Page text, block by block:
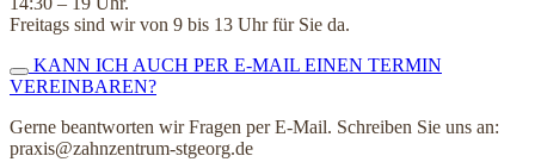
Freitags sind wir von 9 bis 13 Uhr für Sie da.
KANN ICH AUCH PER E-MAIL EINEN TERMIN
VEREINBAREN?
Gerne beantworten wir Fragen per E-Mail. Schreiben Sie uns an:
praxis@zahnzentrum-stgeorg.de